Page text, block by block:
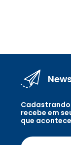
recebe em
que